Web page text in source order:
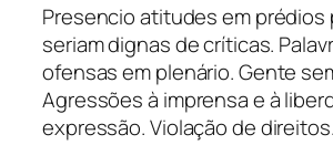
Presencio atitudes em prédios
seriam dignas de críticas.
ofensas em plenário. Gente
Agressões à imprensa e à
expressão. Violação de